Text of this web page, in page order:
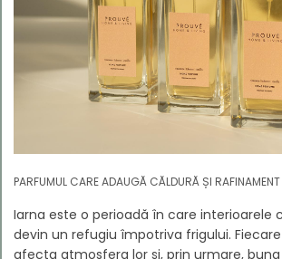
PARFUMUL CARE ADAUGĂ CĂLDURĂ ȘI
Iarna este o perioadă în care interioarele
devin un refugiu împotriva frigului.
afecta atmosfera lor și, prin urmare,